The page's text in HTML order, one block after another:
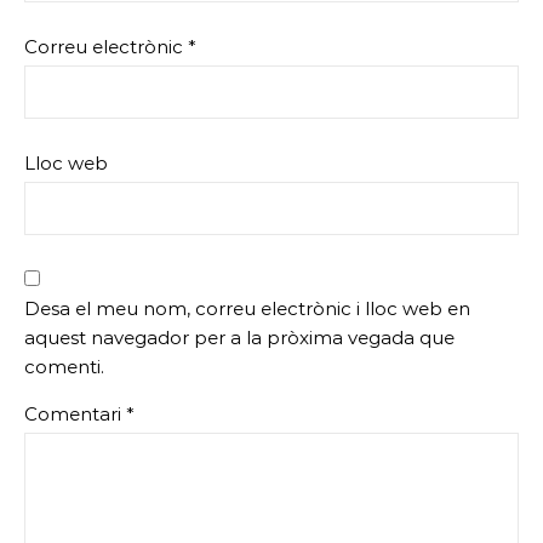
Correu electrònic *
Lloc web
Desa el meu nom, correu electrònic i lloc web en
aquest navegador per a la pròxima vegada que
comenti.
Comentari *